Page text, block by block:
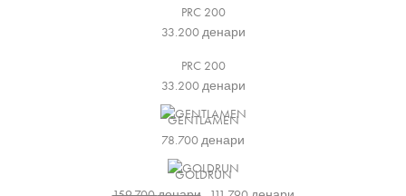
PRC 200
33.200денари
PRC 200
33.200денари
GENTLAMEN
78.700денари
GOLDRUN